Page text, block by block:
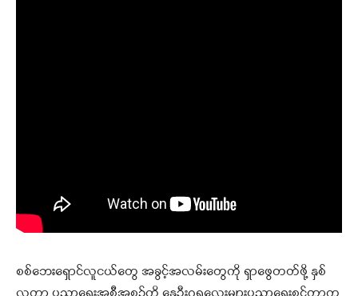
စစ်ဘေးရှောင်လူငယ်တွေ အခွင့်အလမ်းတွေကို ရှာဖွေတတ်ဖို့ နှစ်